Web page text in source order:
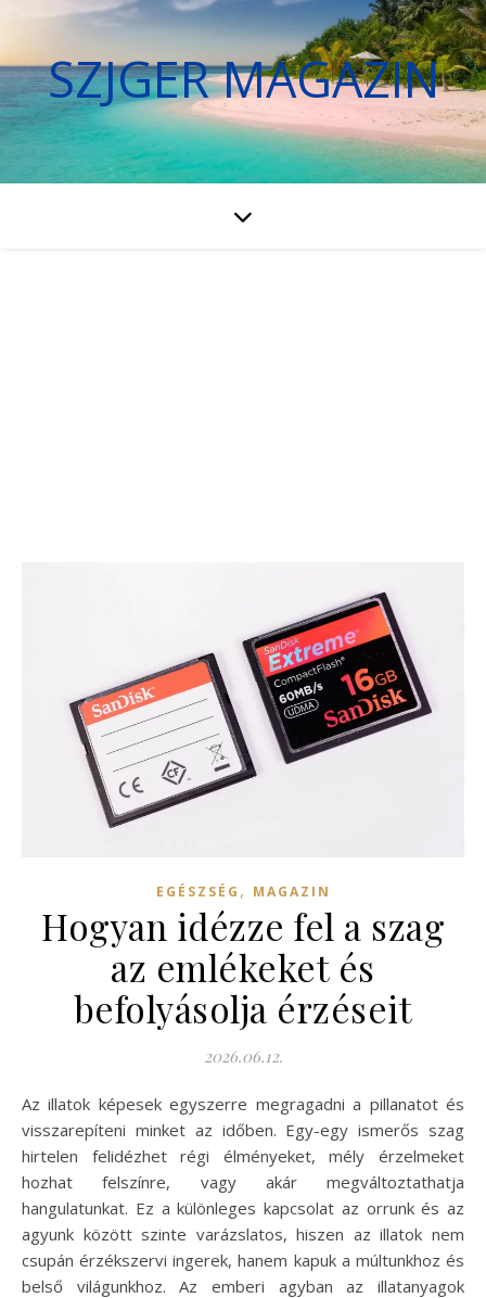
SZJGER MAGAZIN
EGÉSZSÉG , MAGAZIN
Hogyan idézze fel a szag
az emlékeket és
befolyásolja érzéseit
2026.06.12.
Az illatok képesek egyszerre megragadni a pillanatot és
visszarepíteni minket az időben. Egy-egy ismerős szag
hirtelen felidézhet régi élményeket, mély érzelmeket
hozhat felszínre, vagy akár megváltoztathatja
hangulatunkat. Ez a különleges kapcsolat az orrunk és az
agyunk között szinte varázslatos, hiszen az illatok nem
csupán érzékszervi ingerek, hanem kapuk a múltunkhoz és
belső világunkhoz. Az emberi agyban az illatanyagok